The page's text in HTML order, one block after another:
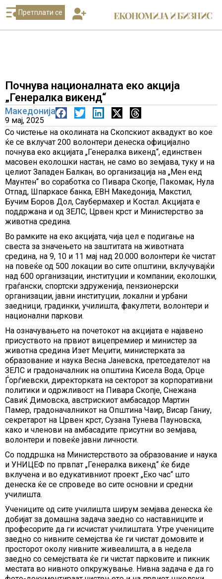
Претплати се
Почнува националната еко акција
„Генералка викенд“
Македонија
9 мај, 2025
Со чистење на околината на Скопскиот аквадукт во кое
ќе се вклучат 200 волонтери денеска официјално
почнува еко акцијата „Генералка викенд“, единствен
масовен еколошки настан, не само во земјава, туку и на
целиот Западен Балкан, во организација на „Мен енд
Маунтен“ во соработка со Пивара Скопје, Пакомак, Нула
Отпад, Шпаркасе банка, ЕВН Македонија, Макстил,
Бучим Боров Дол, Саубермахер и Костал. Акцијата е
поддржана и од ЗЕЛС, Црвен крст и Министерство за
животна средина.
Во рамките на еко акцијата, чија цел е подигање на
свеста за значењето на заштитата на животната
средина, на 9, 10 и 11 мај над 20.000 волонтери ќе чистат
на повеќе од 500 локации во сите општини, вклучувајќи
над 600 организации, институции и компании, еколошки,
граѓански, спортски здруженија, пензионерски
организации, јавни институции, локални и урбани
заедници, градинки, училишта, факултети, волонтери и
национални паркови.
На означувањето на почетокот на акцијата е најавено
присуството на првиот вицепремиер и министер за
животна средина Изет Меџити, министерката за
образование и наука Весна Јаневска, претседателот на
ЗЕЛС и градоначалник на општина Кисела Вода, Орце
Ѓорѓиевски, директорката на секторот за корпоративни
политики и одржливост на Пивара Скопје, Снежана
Савиќ Димовска, австрискиот амбасадор Мартин
Памер, градоначалникот на Општина Чаир, Висар Ганиу,
секретарот на Црвен крст, Сузана Тунева Пауновска,
како и членови на амбасадите присутни во земјава,
волонтери и повеќе јавни личности.
Со поддршка на Министерството за образование и наука
и УНИЦЕФ по првпат „Генералка викенд“ ќе биде
вклучена и во едукативниот проект „Еко час“ што
денеска ќе се спроведе во сите основни и средни
училишта.
Учениците од сите училишта ширум земјава денеска ќе
добијат за домашна задача заедно со наставниците и
професорите да ги исчистат училиштата. Утре учениците
заедно со нивните семејства ќе ги чистат домовите и
просторот околу нивните живеалишта, а в недела
заедно со семејствата ќе ги чистат парковите и пикник
местата во нивното опкружување. Нивна задача е да го